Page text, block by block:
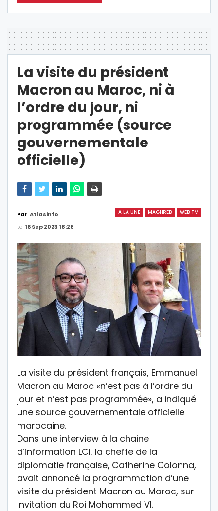
La visite du président
Macron au Maroc, ni à
l’ordre du jour, ni
programmée (source
gouvernementale
officielle)
A LA UNE MAGHREB WEB TV
Par Atlasinfo
Le 16 Sep 2023 18:28
La visite du président français, Emmanuel
Macron au Maroc «n’est pas à l’ordre du
jour et n’est pas programmée», a indiqué
une source gouvernementale officielle
marocaine.
Dans une interview à la chaine
d’information LCI, la cheffe de la
diplomatie française, Catherine Colonna,
avait annoncé la programmation d’une
visite du président Macron au Maroc, sur
invitation du Roi Mohammed VI.